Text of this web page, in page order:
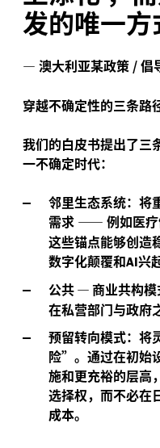
发的唯一方
— 澳大利亚某政策 /倡
穿越不确定性的三条路
我们的白皮书提出了三
一不确定时代：
邻里生态系统：将
需求 —— 例如医
这些锚点能够创造
数字化颠覆和AI兴
公共— 商业共构模
在私营部门与政府
预留转向模式： 将
险”。通过在初始
施和更充裕的层高
选择权，而不必在
成本。